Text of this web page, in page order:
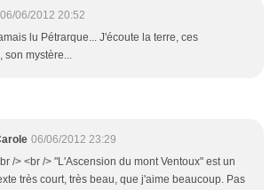
06/06/2012 20:52
lu Pétrarque... J'écoute la terre, ces
son mystère...
06/06/2012 23:29
/> <br /> "L'Ascension du mont Ventoux" est un
très court, très beau, que j'aime beaucoup. Pas